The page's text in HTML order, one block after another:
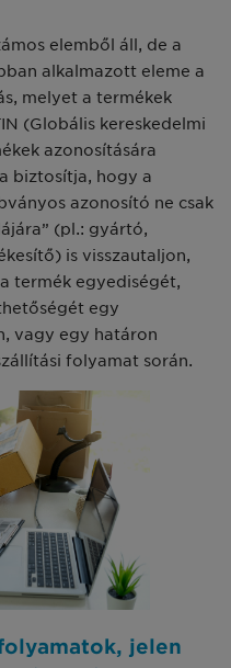
elemből áll, de a
alkalmazott eleme a
melyet a termékek
(Globális kereskedelmi
azonosítására
biztosítja, hogy a
azonosító ne csak
(pl.: gyártó,
is visszautaljon,
termék egyediségét,
egy
vagy egy határon
folyamat során.
jelen